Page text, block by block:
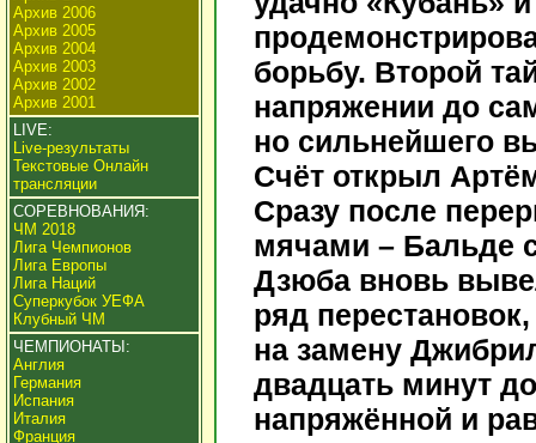
Архив 2006
Архив 2005
Архив 2004
Архив 2003
Архив 2002
Архив 2001
LIVE:
Live-результаты
Текстовые Онлайн
трансляции
СОРЕВНОВАНИЯ:
ЧМ 2018
Лига Чемпионов
Лига Европы
Лига Наций
Суперкубок УЕФА
Клубный ЧМ
ЧЕМПИОНАТЫ:
Англия
Германия
Испания
Италия
Франция
борьбу. Второй
напряжении до
но сильнейшего
Счёт открыл
Сразу после
мячами – Бальде
Дзюба вновь
ряд
на замену
двадцать минут
напряжённой и